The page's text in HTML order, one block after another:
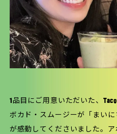
1品目にご用意いただいた、
ボカド・スムージーが「まい
が感動してくださいました。